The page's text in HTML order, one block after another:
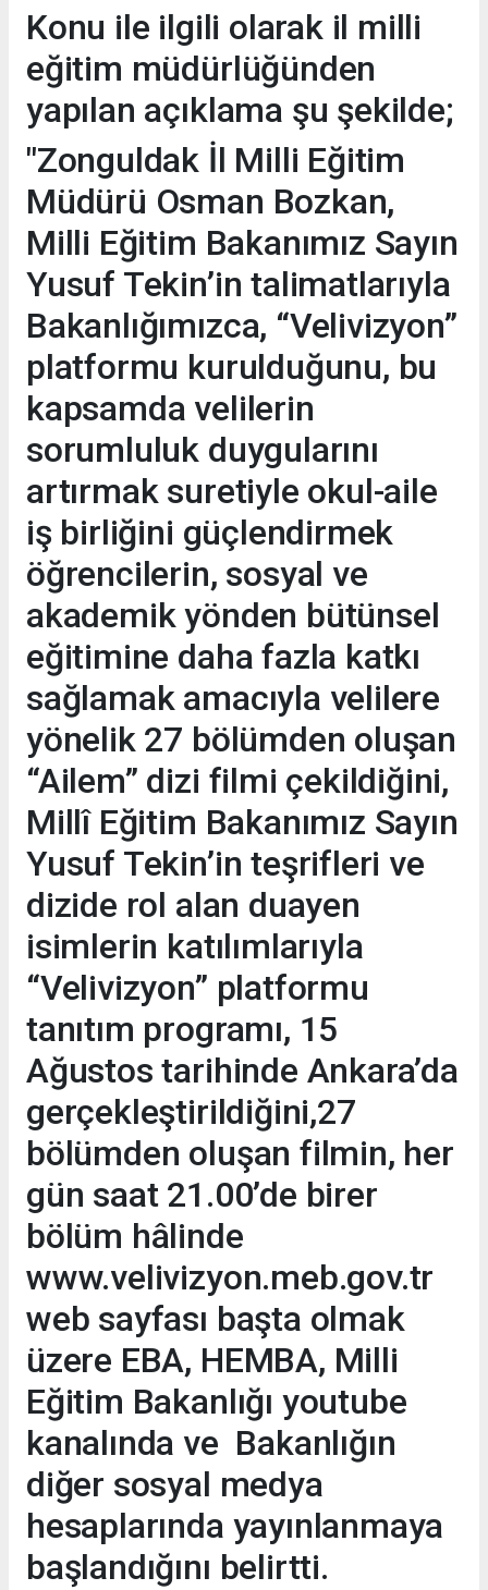
Konu ile ilgili olarak il milli
eğitim müdürlüğünden
yapılan açıklama şu şekilde;
"Zonguldak İl Milli Eğitim
Müdürü Osman Bozkan,
Milli Eğitim Bakanımız Sayın
Yusuf Tekin’in talimatlarıyla
Bakanlığımızca, “Velivizyon”
platformu kurulduğunu, bu
kapsamda velilerin
sorumluluk duygularını
artırmak suretiyle okul-aile
iş birliğini güçlendirmek
öğrencilerin, sosyal ve
akademik yönden bütünsel
eğitimine daha fazla katkı
sağlamak amacıyla velilere
yönelik 27 bölümden oluşan
“Ailem” dizi filmi çekildiğini,
Millî Eğitim Bakanımız Sayın
Yusuf Tekin’in teşrifleri ve
dizide rol alan duayen
isimlerin katılımlarıyla
“Velivizyon” platformu
tanıtım programı, 15
Ağustos tarihinde Ankara’da
gerçekleştirildiğini,27
bölümden oluşan filmin, her
gün saat 21.00’de birer
bölüm hâlinde
www.velivizyon.meb.gov.tr
web sayfası başta olmak
üzere EBA, HEMBA, Milli
Eğitim Bakanlığı youtube
kanalında ve Bakanlığın
diğer sosyal medya
hesaplarında yayınlanmaya
başlandığını belirtti.